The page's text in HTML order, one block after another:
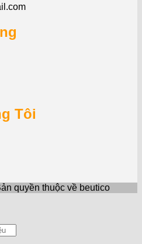
Tôi
quyền thuộc về beutico